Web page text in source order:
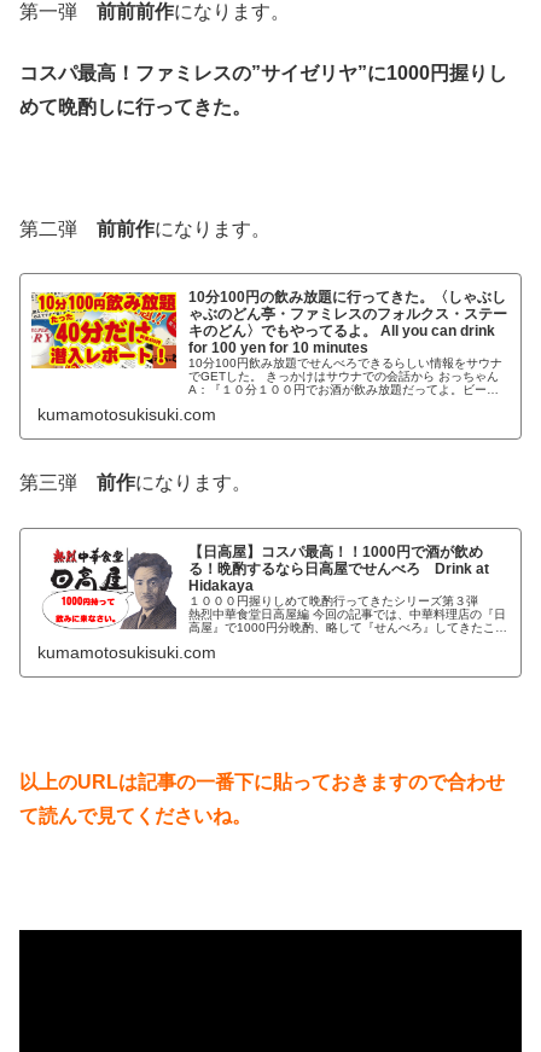
第一弾 前前前作になります。
コスパ最高！ファミレスの”サイゼリヤ”に1000円握りし
めて晩酌しに行ってきた。
第二弾 前前作になります。
10分100円の飲み放題に行ってきた。〈しゃぶし
ゃぶのどん亭・ファミレスのフォルクス・ステー
キのどん〉でもやってるよ。 All you can drink
for 100 yen for 10 minutes
10分100円飲み放題でせんべろできるらしい情報をサウナ
でGETした。 きっかけはサウナでの会話から おっちゃん
A：『１０分１００円でお酒が飲み放題だってよ。ビール
に？ １０分で１００円なら１０分しかいなくてもいい
（笑）』 おっちゃんA：『でも１０分で１００円なら1時
ポーツジムでおっちゃんたちがこのように話してるのを聞
きました。 僕は耳を疑いましたがニヤニヤしながらサウナ
kumamotosukisuki.com
第三弾 前作になります。
【日高屋】コスパ最高！！1000円で酒が飲め
る！晩酌するなら日高屋でせんべろ Drink at
Hidakaya
１０００円握りしめて晩酌行ってきたシリーズ第３弾
熱烈中華食堂日高屋編 今回の記事では、中華料理店の『日
高屋』で1000円分晩酌、略して『せんべろ』してきたこと
酌シリーズは一番気合の入る取材（飲みたいだけ）になり
烈中華食堂日高屋』に行ってきました。 知ってまし
kumamotosukisuki.com
以上のURLは記事の一番下に貼っておきますので合わせ
て読んで見てくださいね。